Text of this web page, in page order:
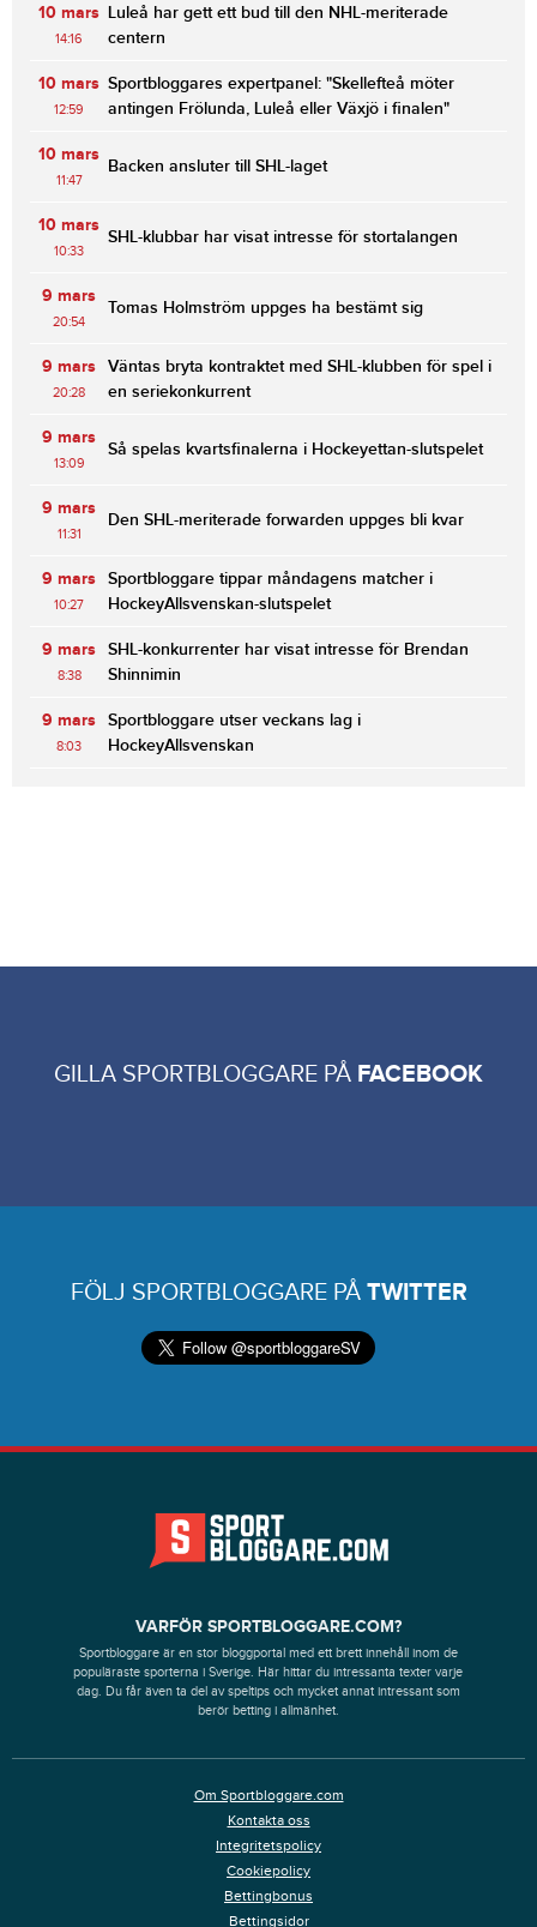
10 mars
14:16
Luleå har gett ett bud till den NHL-meriterade
centern
10 mars
12:59
Sportbloggares expertpanel: "Skellefteå möter
antingen Frölunda, Luleå eller Växjö i finalen"
10 mars
11:47
Backen ansluter till SHL-laget
10 mars
10:33
SHL-klubbar har visat intresse för stortalangen
9 mars
20:54
Tomas Holmström uppges ha bestämt sig
9 mars
20:28
Väntas bryta kontraktet med SHL-klubben för spel i
en seriekonkurrent
9 mars
13:09
Så spelas kvartsfinalerna i Hockeyettan-slutspelet
9 mars
11:31
Den SHL-meriterade forwarden uppges bli kvar
9 mars
10:27
Sportbloggare tippar måndagens matcher i
HockeyAllsvenskan-slutspelet
9 mars
8:38
SHL-konkurrenter har visat intresse för Brendan
Shinnimin
9 mars
8:03
Sportbloggare utser veckans lag i
HockeyAllsvenskan
GILLA SPORTBLOGGARE PÅ FACEBOOK
FÖLJ SPORTBLOGGARE PÅ TWITTER
VARFÖR SPORTBLOGGARE.COM?
Sportbloggare är en stor bloggportal med ett brett innehåll inom de
populäraste sporterna i Sverige. Här hittar du intressanta texter varje
dag. Du får även ta del av speltips och mycket annat intressant som
berör betting i allmänhet.
Om Sportbloggare.com
Kontakta oss
Integritetspolicy
Cookiepolicy
Bettingbonus
Bettingsidor